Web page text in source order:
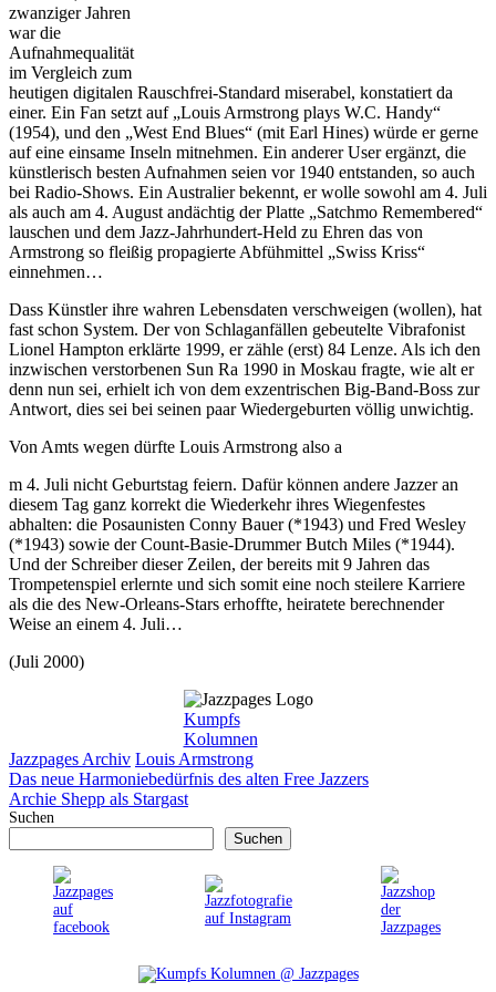
zwanziger Jahren
war die
Aufnahmequalität
im Vergleich zum
heutigen digitalen Rauschfrei-Standard miserabel, konstatiert da
einer. Ein Fan setzt auf „Louis Armstrong plays W.C. Handy“
(1954), und den „West End Blues“ (mit Earl Hines) würde er gerne
auf eine einsame Inseln mitnehmen. Ein anderer User ergänzt, die
künstlerisch besten Aufnahmen seien vor 1940 entstanden, so auch
bei Radio-Shows. Ein Australier bekennt, er wolle sowohl am 4. Juli
als auch am 4. August andächtig der Platte „Satchmo Remembered“
lauschen und dem Jazz-Jahrhundert-Held zu Ehren das von
Armstrong so fleißig propagierte Abfühmittel „Swiss Kriss“
einnehmen…
Dass Künstler ihre wahren Lebensdaten verschweigen (wollen), hat
fast schon System. Der von Schlaganfällen gebeutelte Vibrafonist
Lionel Hampton erklärte 1999, er zähle (erst) 84 Lenze. Als ich den
inzwischen verstorbenen Sun Ra 1990 in Moskau fragte, wie alt er
denn nun sei, erhielt ich von dem exzentrischen Big-Band-Boss zur
Antwort, dies sei bei seinen paar Wiedergeburten völlig unwichtig.
Von Amts wegen dürfte Louis Armstrong also a
m 4. Juli nicht Geburtstag feiern. Dafür können andere Jazzer an
diesem Tag ganz korrekt die Wiederkehr ihres Wiegenfestes
abhalten: die Posaunisten Conny Bauer (*1943) und Fred Wesley
(*1943) sowie der Count-Basie-Drummer Butch Miles (*1944).
Und der Schreiber dieser Zeilen, der bereits mit 9 Jahren das
Trompetenspiel erlernte und sich somit eine noch steilere Karriere
als die des New-Orleans-Stars erhoffte, heiratete berechnender
Weise an einem 4. Juli…
(Juli 2000)
Kumpfs
Kolumnen
Kategorien
Jazzpages Archiv Schlagwörter
Louis Armstrong
Das neue Harmoniebedürfnis des alten Free Jazzers
Archie Shepp als Stargast
Suchen
Suchen